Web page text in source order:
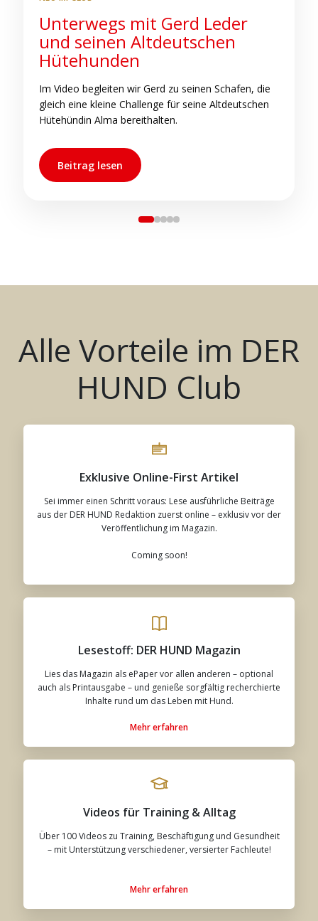
Unterwegs mit Gerd Leder
und seinen Altdeutschen
Hütehunden
Im Video begleiten wir Gerd zu seinen Schafen, die
gleich eine kleine Challenge für seine Altdeutschen
Hütehündin Alma bereithalten.
Beitrag lesen
Alle Vorteile im DER
HUND Club
Exklusive Online-First Artikel
Sei immer einen Schritt voraus: Lese ausführliche Beiträge
aus der DER HUND Redaktion zuerst online – exklusiv vor der
Veröffentlichung im Magazin.
Coming soon!
Lesestoff: DER HUND Magazin
Lies das Magazin als ePaper vor allen anderen – optional
auch als Printausgabe – und genieße sorgfältig recherchierte
Inhalte rund um das Leben mit Hund.
Mehr erfahren
Videos für Training & Alltag
Über 100 Videos zu Training, Beschäftigung und Gesundheit
– mit Unterstützung verschiedener, versierter Fachleute!
Mehr erfahren